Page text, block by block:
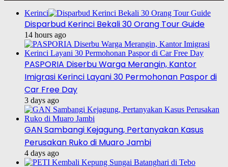
Kerinci
Disparbud Kerinci Bekali 30 Orang Tour Guide
14 hours ago
PASPORIA Diserbu Warga Merangin, Kantor
Imigrasi Kerinci Layani 30 Permohonan Paspor di
Car Free Day
3 days ago
GAN Sambangi Kejagung, Pertanyakan Kasus
Perusakan Ruko di Muaro Jambi
4 days ago